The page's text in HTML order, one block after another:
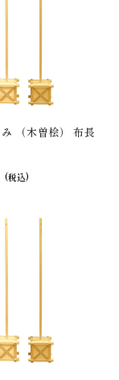
（木曽桧） 布長
(税込)